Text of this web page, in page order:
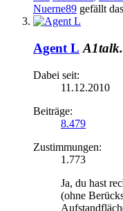
Nuerne89 gefällt
Agent L
Dabei seit:
11.12.2010
Beiträge:
8.479
Zustimmungen:
1.773
Ja, du hast
(ohne